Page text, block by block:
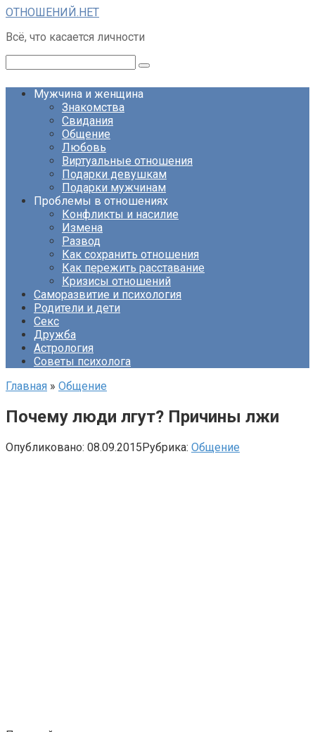
Перейти
контенту
ОТНОШЕНИЙ.НЕТ
Всё, что касается личности
Мужчина и женщина
Знакомства
Свидания
Общение
Любовь
Виртуальные отношения
Подарки девушкам
Подарки мужчинам
Проблемы в отношениях
Конфликты и насилие
Измена
Развод
Как сохранить отношения
Как пережить расставание
Кризисы отношений
Саморазвитие и психология
Родители и дети
Секс
Дружба
Астрология
Советы психолога
Главная » Общение
Почему люди лгут? Причины лжи
Опубликовано: 08.09.2015Рубрика: Общение